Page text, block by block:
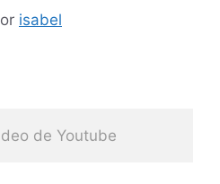
isabel
de Youtube